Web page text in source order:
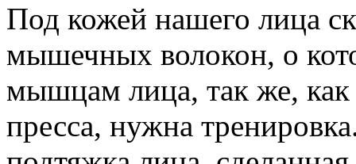
Под кожей нашего лица
мышечных волокон, о
мышцам лица, так же,
пресса, нужна